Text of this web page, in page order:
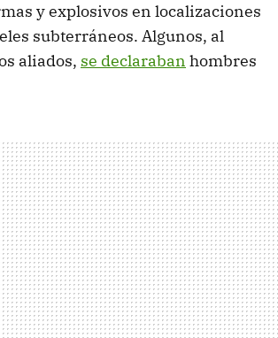
y explosivos en localizaciones
subterráneos. Algunos, al
aliados, se declaraban hombres